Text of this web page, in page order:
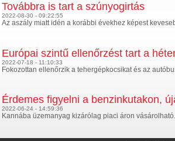
Továbbra is tart a szúnyogirtás
2022-08-30 - 09:22:55
Az aszály miatt idén a korábbi évekhez képest
Európai szintű ellenőrzést tart a
2022-07-18 - 11:10:33
Fokozottan ellenőrzik a tehergépkocsikat és az
Érdemes figyelni a benzinkutakon,
2022-06-24 - 14:59:36
Kannába üzemanyag kizárólag piaci áron vásárolható.